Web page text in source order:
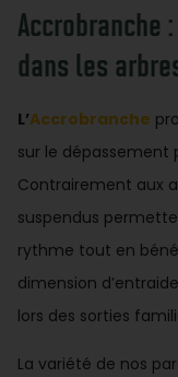
Accrobranche
dans les
L’Accrobranche
sur le dépassement
Contrairement aux
suspendus
rythme tout en
dimension
lors des sorties
La variété de nos